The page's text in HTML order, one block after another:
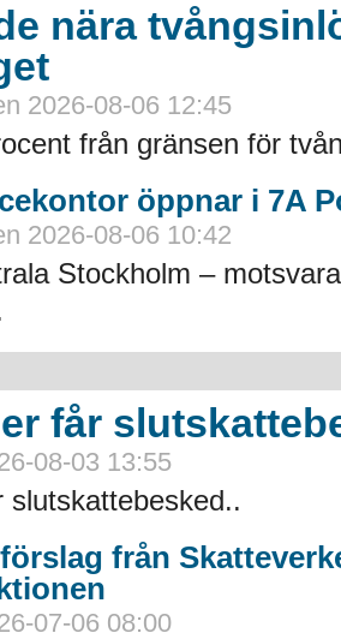
nära
2026-08-06 12:45
från gränsen för
öppnar i 7A
2026-08-06 10:42
Stockholm –
får
08-03 13:55
slutskattebesked..
från
07-06 08:00